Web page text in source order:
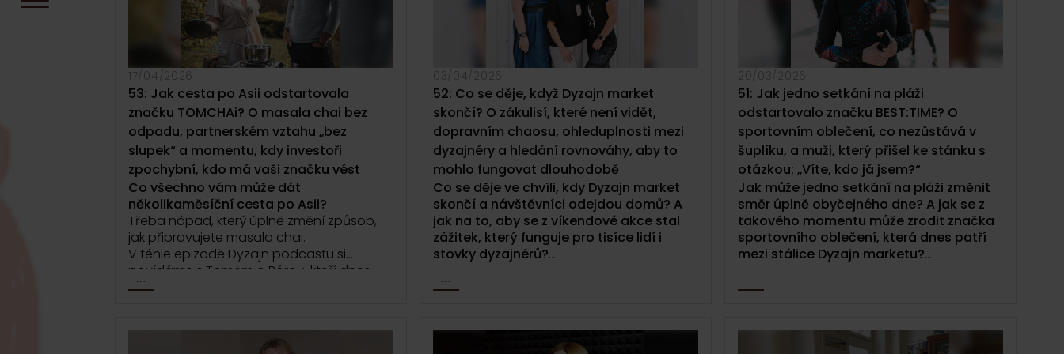
návštěvníků Dyzajn marketu.
Epizoda o radosti z lokální tvorby, o
zákulisí, které běžně není vidět, a o tom,
že Dyzajn market netvoří jen značky, ale i
vztahy, které kolem něj vznikají.
17/04/2026
53: Jak cesta po Asii odstartovala
značku TOMCHAi? O masala chai bez
odpadu, partnerském vztahu „bez
slupek“ a momentu, kdy investoři
zpochybní, kdo má vaši značku vést
Co všechno vám může dát
několikaměsíční cesta po Asii?
Třeba nápad, který úplně změní způsob,
jak připravujete masala chai.
V téhle epizodě Dyzajn podcastu si
povídáme s Tomem a Bárou, kteří dnes
společně stojí za značkou TOMCHAi. O
...
03/04/2026
52: Co se děje, když Dyzajn market
skončí? O zákulisí, které není vidět,
dopravním chaosu, ohleduplnosti mezi
dyzajnéry a hledání rovnováhy, aby to
mohlo fungovat dlouhodobě
Co se děje ve chvíli, kdy Dyzajn market
skončí a návštěvníci odejdou domů? A
jak na to, aby se z víkendové akce stal
zážitek, který funguje pro tisíce lidí i
stovky dyzajnérů?
V téhle epizodě Dyzajn podcastu vás
...
20/03/2026
51: Jak jedno setkání na pláži
odstartovalo značku BEST:TIME? O
sportovním oblečení, co nezůstává v
šuplíku, a muži, který přišel ke stánku s
otázkou: „Víte, kdo já jsem?“
Jak může jedno setkání na pláži změnit
směr úplně obyčejného dne? A jak se z
takového momentu může zrodit značka
sportovního oblečení, která dnes patří
mezi stálice Dyzajn marketu?
V téhle epizodě Dyzajn podcastu si
odstartoval cestu ke sportovnímu
...